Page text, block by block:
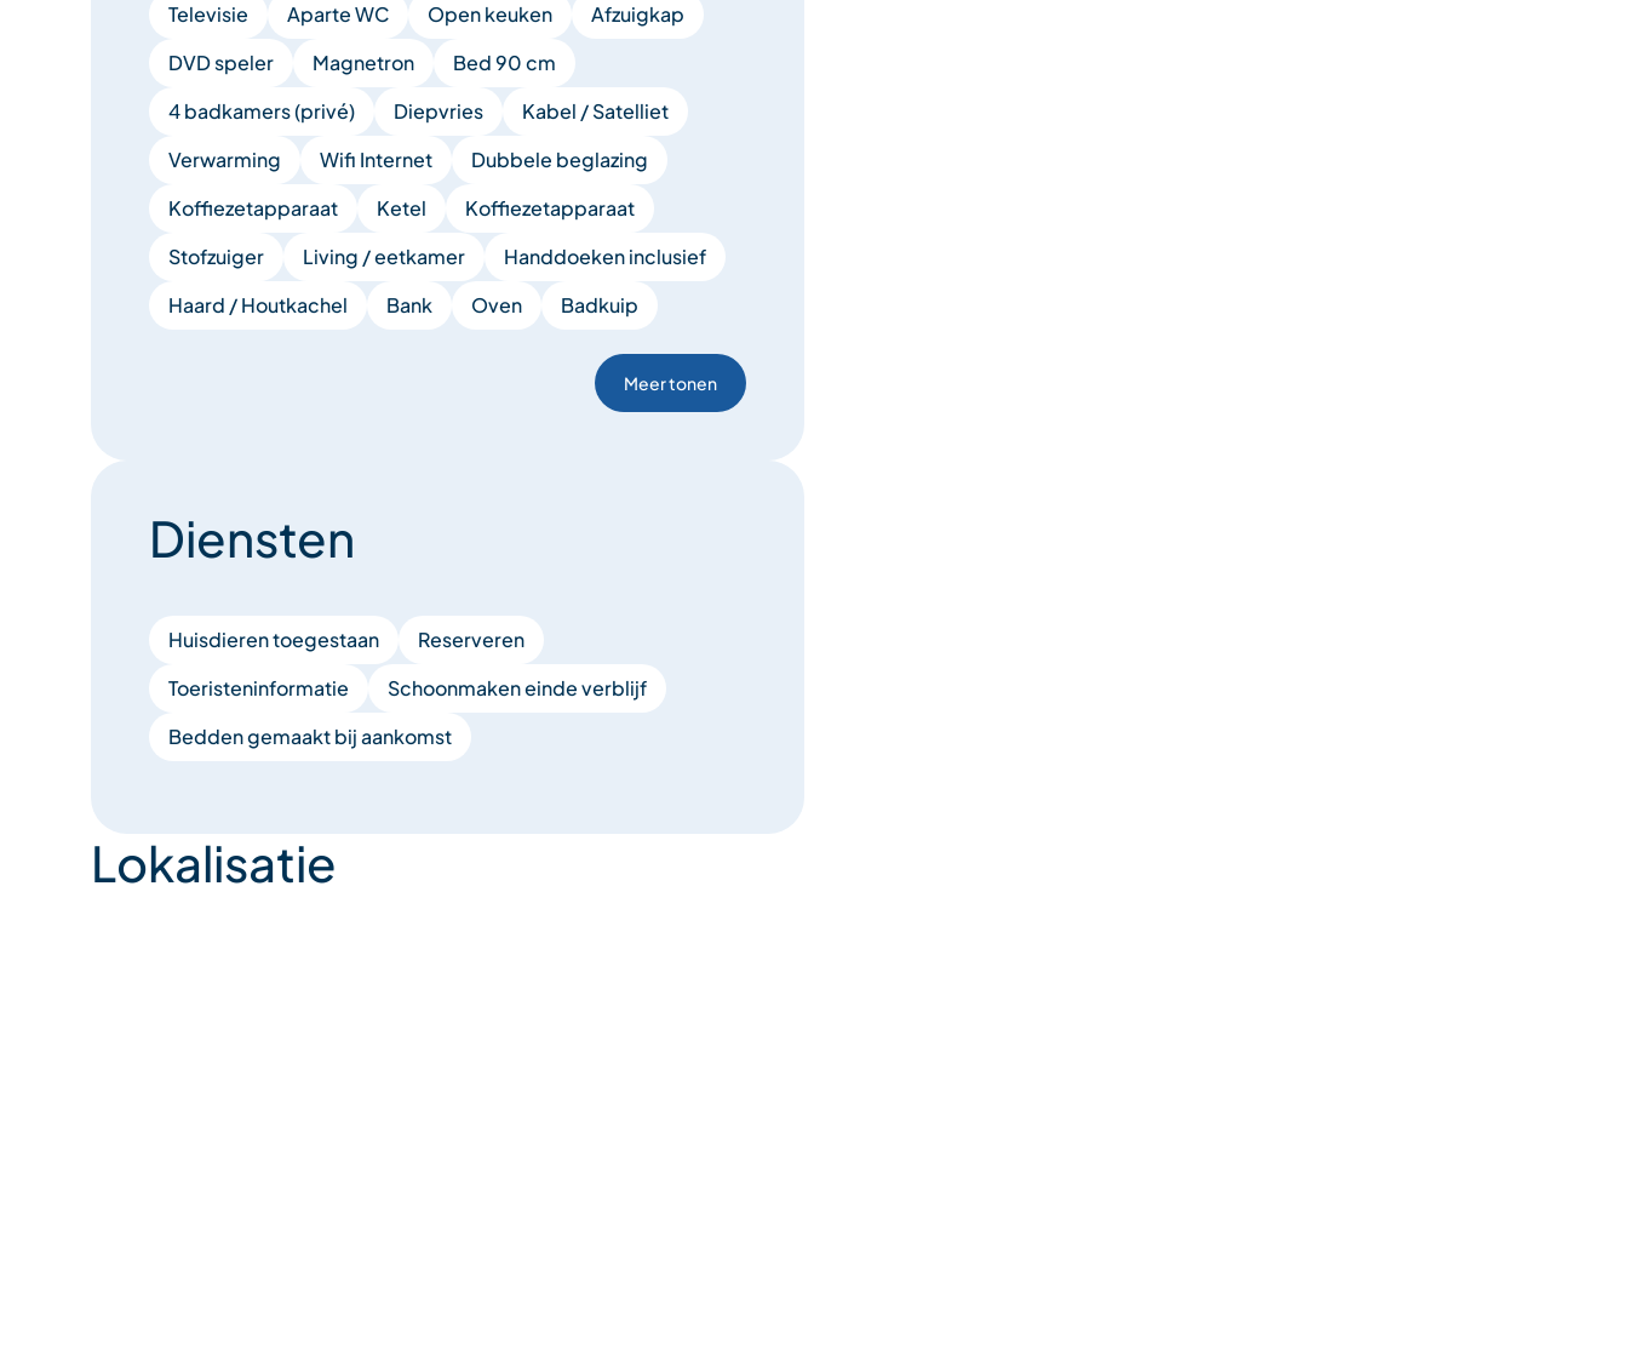
Televisie
Aparte WC Open keuken
Afzuigkap
DVD speler
Magnetron
Bed 90 cm
4 badkamers (privé)
Diepvries
Kabel / Satelliet
Verwarming
Wifi Internet
Dubbele beglazing
Koffiezetapparaat
Ketel
Koffiezetapparaat
Stofzuiger
Living / eetkamer
Handdoeken inclusief
Haard / Houtkachel
Bank Oven Badkuip
Meer tonen
Diensten
Huisdieren toegestaan
Reserveren
Toeristeninformatie
Schoonmaken einde verblijf
Bedden gemaakt bij aankomst
Lokalisatie